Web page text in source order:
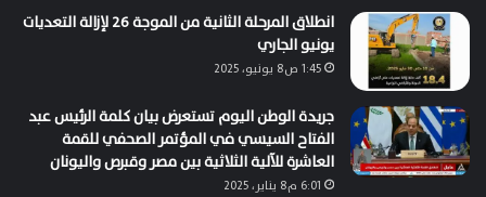
انطلاق المرحلة الثانية من الموجة 26 لإزالة التعديات
يونيو الجاري
1:45 ص8 يونيو، 2025
جريدة الوطن اليوم تستعرض بيان كلمة الرئيس عبد
الفتاح السيسي في المؤتمر الصحفي للقمة
العاشرة للآلية الثلاثية بين مصر وقبرص واليونان
6:01 م8 يناير، 2025